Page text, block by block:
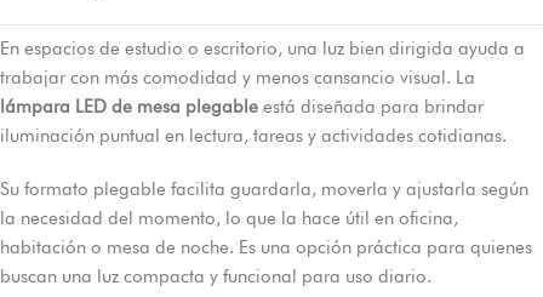
En espacios de estudio o escritorio, una luz bien dirigida ayuda a
trabajar con más comodidad y menos cansancio visual. La
lámpara LED de mesa plegable está diseñada para brindar
iluminación puntual en lectura, tareas y actividades cotidianas.
Su formato plegable facilita guardarla, moverla y ajustarla según
la necesidad del momento, lo que la hace útil en oficina,
habitación o mesa de noche. Es una opción práctica para quienes
buscan una luz compacta y funcional para uso diario.